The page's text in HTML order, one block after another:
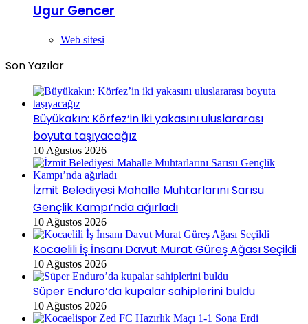
Ugur Gencer
Web sitesi
Son Yazılar
Büyükakın: Körfez’in iki yakasını uluslararası
boyuta taşıyacağız
10 Ağustos 2026
İzmit Belediyesi Mahalle Muhtarlarını Sarısu
Gençlik Kampı’nda ağırladı
10 Ağustos 2026
Kocaelili İş İnsanı Davut Murat Güreş Ağası Seçildi
10 Ağustos 2026
Süper Enduro’da kupalar sahiplerini buldu
10 Ağustos 2026